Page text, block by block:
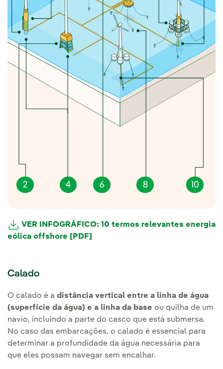
2 4 6 8 10
VER INFOGRÁFICO: 10 termos relevantes energia
eólica offshore [PDF]
Calado
O calado é a distância vertical entre a linha de água
(superfície da água) e a linha da base ou quilha de um
navio, incluindo a parte do casco que está submersa.
No caso das embarcações, o calado é essencial para
determinar a profundidade da água necessária para
que eles possam navegar sem encalhar.